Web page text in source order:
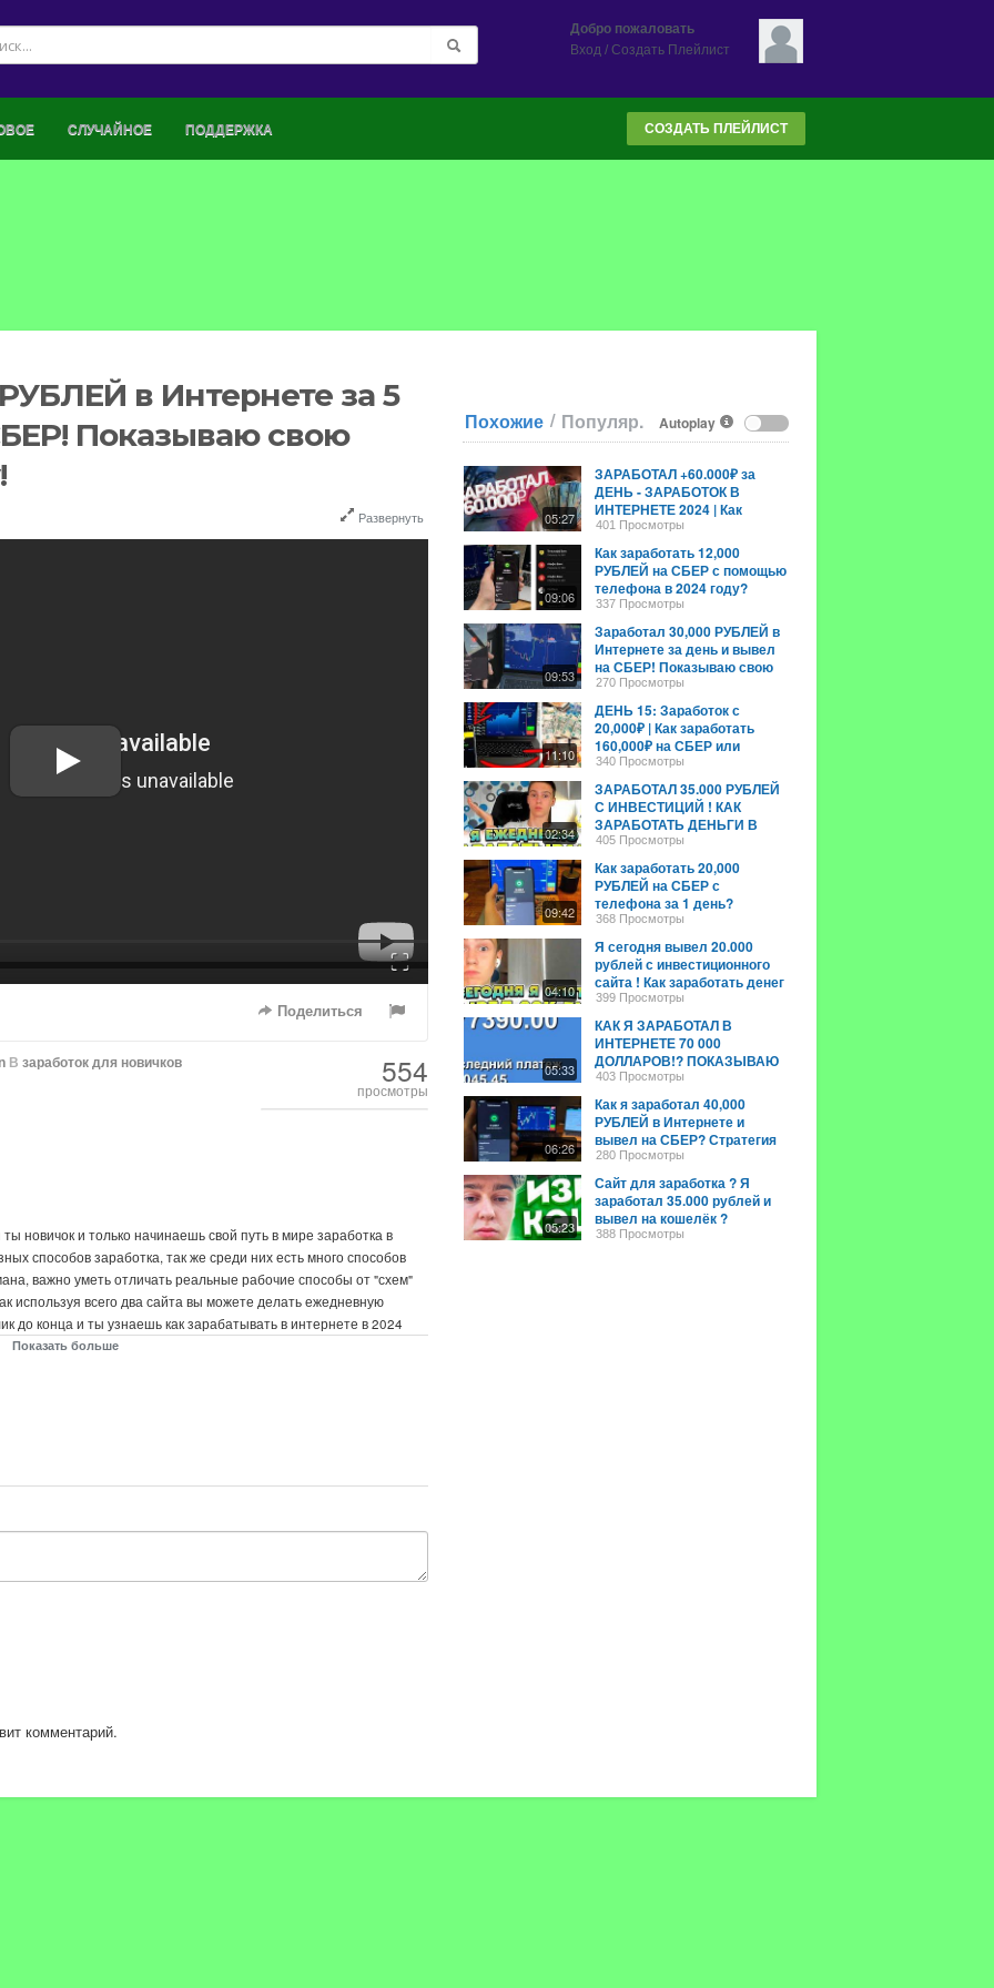
Добро пожаловать
Вход/ Создать Плейлист
СЛУЧАЙНОЕ ПОДДЕРЖКА СОЗДАТЬ ПЛЕЙЛИСТ
в Интернете за 5
Показываю свою
Развернуть
Fullscreen
Поделиться
В заработок для новичков 554
просмотры
новичок и только начинаешь свой путь в мире заработка в
способов заработка, так же среди них есть много способов
важно уметь отличать реальные рабочие способы от "схем"
используя всего два сайта вы можете делать ежедневную
до конца и ты узнаешь как зарабатывать в интернете в 2024
у меня на канале!
Показать больше
комментарий.
Autoplay
Похожие / Популяр.
05:27
ЗАРАБОТАЛ +60.000₽ за
ДЕНЬ - ЗАРАБОТОК В
ИНТЕРНЕТЕ 2024 | Как
Заработать В Интернете в
2024 году?
401 Просмотры
09:06
Как заработать 12,000
РУБЛЕЙ на СБЕР с помощью
телефона в 2024 году?
Полная схема заработка
337 Просмотры
09:53
Заработал 30,000 РУБЛЕЙ в
Интернете за день и вывел
на СБЕР! Показываю свою
связку в 2024 году!
270 Просмотры
11:10
ДЕНЬ 15: Заработок с
20,000₽ | Как заработать
160,000₽ на СБЕР или
ТИНЬКОФФ? Показываю
схему!
340 Просмотры
02:34
ЗАРАБОТАЛ 35.000 РУБЛЕЙ
С ИНВЕСТИЦИЙ ! КАК
ЗАРАБОТАТЬ ДЕНЬГИ В
ИНТЕРНЕТЕ ШКОЛЬНИКУ В
2022 ГОДУ ?
405 Просмотры
09:42
Как заработать 20,000
РУБЛЕЙ на СБЕР с
телефона за 1 день?
Способы заработка в 2024
году
368 Просмотры
04:10
Я сегодня вывел 20.000
рублей с инвестиционного
сайта ! Как заработать денег
в интернете в 2022 году
399 Просмотры
05:33
КАК Я ЗАРАБОТАЛ В
ИНТЕРНЕТЕ 70 000
ДОЛЛАРОВ!? ПОКАЗЫВАЮ
ЭТОТ САЙТ!
403 Просмотры
06:26
Как я заработал 40,000
РУБЛЕЙ в Интернете и
вывел на СБЕР? Стратегия
заработка с телефона
280 Просмотры
05:23
Сайт для заработка ? Я
заработал 35.000 рублей и
вывел на кошелёк ?
Заработок на инвестициях
388 Просмотры